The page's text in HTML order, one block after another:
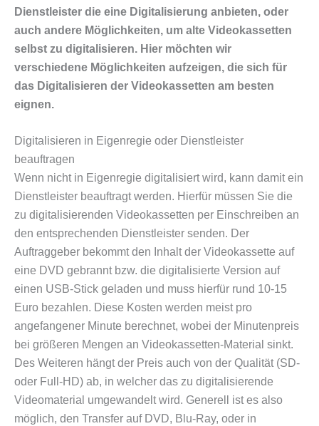
Dienstleister die eine Digitalisierung anbieten, oder
auch andere Möglichkeiten, um alte Videokassetten
selbst zu digitalisieren. Hier möchten wir
verschiedene Möglichkeiten aufzeigen, die sich für
das Digitalisieren der Videokassetten am besten
eignen.
Digitalisieren in Eigenregie oder Dienstleister
beauftragen
Wenn nicht in Eigenregie digitalisiert wird, kann damit ein
Dienstleister beauftragt werden. Hierfür müssen Sie die
zu digitalisierenden Videokassetten per Einschreiben an
den entsprechenden Dienstleister senden. Der
Auftraggeber bekommt den Inhalt der Videokassette auf
eine DVD gebrannt bzw. die digitalisierte Version auf
einen USB-Stick geladen und muss hierfür rund 10-15
Euro bezahlen. Diese Kosten werden meist pro
angefangener Minute berechnet, wobei der Minutenpreis
bei größeren Mengen an Videokassetten-Material sinkt.
Des Weiteren hängt der Preis auch von der Qualität (SD-
oder Full-HD) ab, in welcher das zu digitalisierende
Videomaterial umgewandelt wird. Generell ist es also
möglich, den Transfer auf DVD, Blu-Ray, oder in